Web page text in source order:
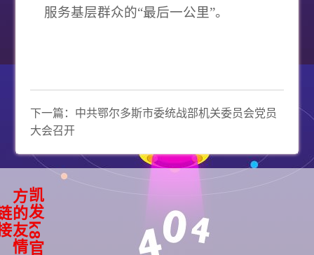
服务基层群众的“最后一公里”。
下一篇： 中共鄂尔多斯市委统战部机关委员会党员
大会召开
凯
k
8
官
方
友
情